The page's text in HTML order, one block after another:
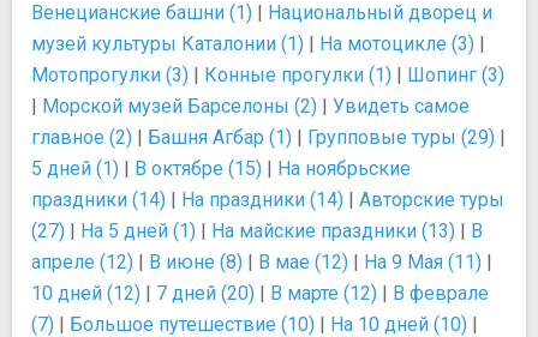
Венецианские башни (1) | Национальный дворец и
музей культуры Каталонии (1) | На мотоцикле (3) |
Мотопрогулки (3) | Конные прогулки (1) | Шопинг (3)
| Морской музей Барселоны (2) | Увидеть самое
главное (2) | Башня Агбар (1) | Групповые туры (29) |
5 дней (1) | В октябре (15) | На ноябрьские
праздники (14) | На праздники (14) | Авторские туры
(27) | На 5 дней (1) | На майские праздники (13) | В
апреле (12) | В июне (8) | В мае (12) | На 9 Мая (11) |
10 дней (12) | 7 дней (20) | В марте (12) | В феврале
(7) | Большое путешествие (10) | На 10 дней (10) |